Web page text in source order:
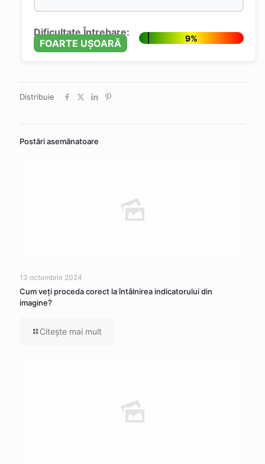
Dificultate Întrebare:
FOARTE UȘOARĂ
9%
Distribuie
Postări asemănatoare
13 octombrie 2024
Cum veţi proceda corect la întâlnirea indicatorului din
imagine?
Citeşte mai mult